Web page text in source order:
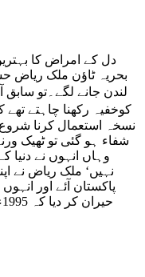
دل کے امراض کا
کوخفیہ رکھنا چاہتے
نسخہ استعمال کرنا
شفاء ہو گئی تو ٹھیک
وہاں انہوں نے
نہیں‘ ملک ریاض نے